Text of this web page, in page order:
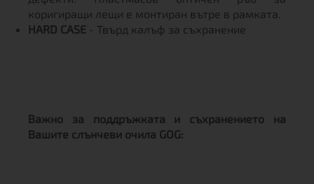
коригиращи лещи е монтиран вътре в рамката.
HARD CASE - Твърд калъф за съхранение
Важно за поддръжката и съхранението на
Вашите слънчеви очила GOG: